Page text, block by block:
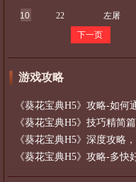
10 22 左屠
下一页
游戏攻略
《葵花宝典H5》技巧精简篇